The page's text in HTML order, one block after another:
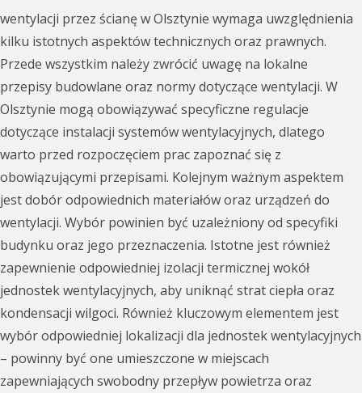
wentylacji przez ścianę w Olsztynie wymaga uwzględnienia
kilku istotnych aspektów technicznych oraz prawnych.
Przede wszystkim należy zwrócić uwagę na lokalne
przepisy budowlane oraz normy dotyczące wentylacji. W
Olsztynie mogą obowiązywać specyficzne regulacje
dotyczące instalacji systemów wentylacyjnych, dlatego
warto przed rozpoczęciem prac zapoznać się z
obowiązującymi przepisami. Kolejnym ważnym aspektem
jest dobór odpowiednich materiałów oraz urządzeń do
wentylacji. Wybór powinien być uzależniony od specyfiki
budynku oraz jego przeznaczenia. Istotne jest również
zapewnienie odpowiedniej izolacji termicznej wokół
jednostek wentylacyjnych, aby uniknąć strat ciepła oraz
kondensacji wilgoci. Również kluczowym elementem jest
wybór odpowiedniej lokalizacji dla jednostek wentylacyjnych
– powinny być one umieszczone w miejscach
zapewniających swobodny przepływ powietrza oraz